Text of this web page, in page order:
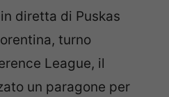
diretta di Puskas
turno
League, il
un paragone per